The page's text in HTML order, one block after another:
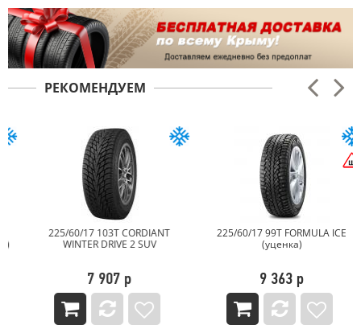
РЕКОМЕНДУЕМ
225/60/17 103T CORDIANT
WINTER DRIVE 2 SUV
7 907 р
225/60/17 99T FORMULA ICE
(уценка)
9 363 р